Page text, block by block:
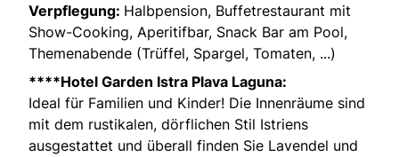
Verpflegung: Halbpension, Buffetrestaurant mit
Show-Cooking, Aperitifbar, Snack Bar am Pool,
Themenabende (Trüffel, Spargel, Tomaten, ...)
****Hotel Garden Istra Plava Laguna:
Ideal für Familien und Kinder! Die Innenräume sind
mit dem rustikalen, dörflichen Stil Istriens
ausgestattet und überall finden Sie Lavendel und